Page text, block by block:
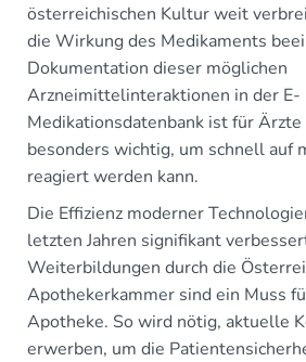
österreichischen Kultur weit
die Wirkung des Medikaments
Dokumentation dieser möglichen
Arzneimittelinteraktionen in der E-
Medikationsdatenbank ist für
besonders wichtig, um schnell auf
reagiert werden kann.
Die Effizienz moderner
letzten Jahren signifikant
Weiterbildungen durch die
Apothekerkammer sind ein Muss
Apotheke. So wird nötig, aktuelle
erwerben, um die